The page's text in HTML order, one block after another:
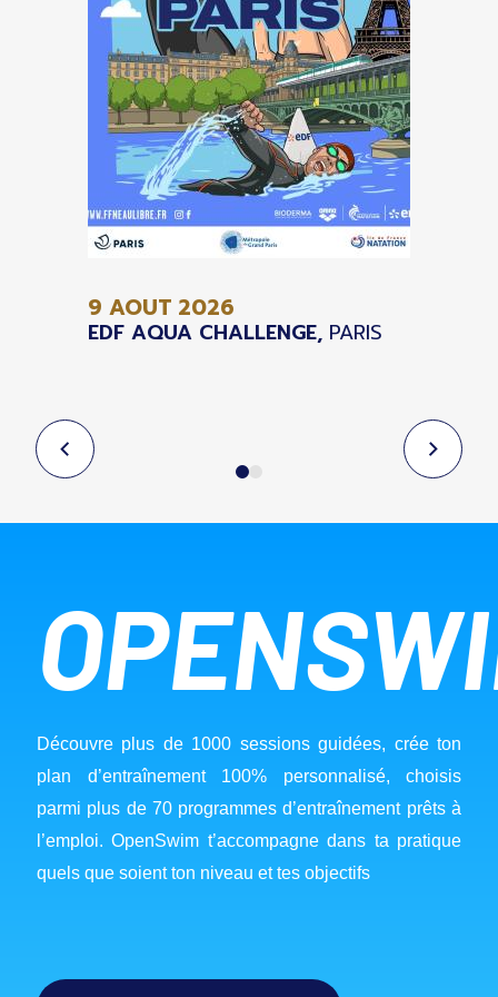
9 AOUT 2026
EDF AQUA CHALLENGE, PARIS
Découvre plus de 1000 sessions guidées, crée ton
plan d’entraînement 100% personnalisé, choisis
parmi plus de 70 programmes d’entraînement prêts à
l’emploi. OpenSwim t’accompagne dans ta pratique
quels que soient ton niveau et tes objectifs